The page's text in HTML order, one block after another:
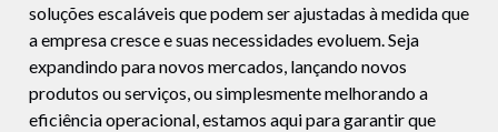
soluções escaláveis que podem ser ajustadas à medida que
a empresa cresce e suas necessidades evoluem. Seja
expandindo para novos mercados, lançando novos
produtos ou serviços, ou simplesmente melhorando a
eficiência operacional, estamos aqui para garantir que